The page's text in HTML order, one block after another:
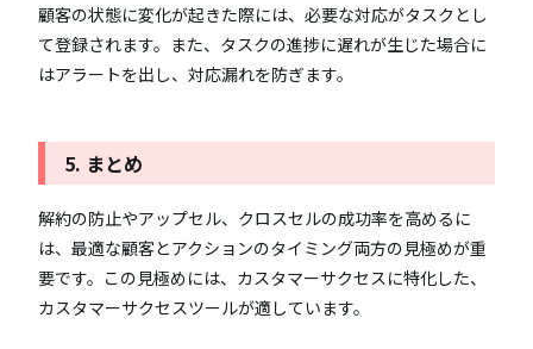
顧客の状態に変化が起きた際には、必要な対応がタスクとし
て登録されます。また、タスクの進捗に遅れが生じた場合に
はアラートを出し、対応漏れを防ぎます。
5. まとめ
解約の防止やアップセル、クロスセルの成功率を高めるに
は、最適な顧客とアクションのタイミング両方の見極めが重
要です。この見極めには、カスタマーサクセスに特化した、
カスタマーサクセスツールが適しています。